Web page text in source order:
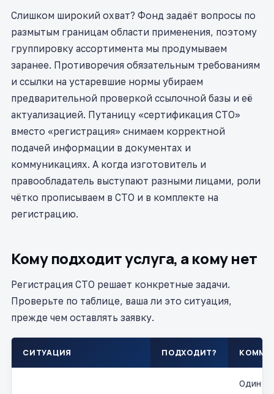
Слишком широкий охват? Фонд задаёт вопросы по
размытым границам области применения, поэтому
группировку ассортимента мы продумываем
заранее. Противоречия обязательным требованиям
и ссылки на устаревшие нормы убираем
предварительной проверкой ссылочной базы и её
актуализацией. Путаницу «сертификация СТО»
вместо «регистрация» снимаем корректной
подачей информации в документах и
коммуникациях. А когда изготовитель и
правообладатель выступают разными лицами, роли
чётко прописываем в СТО и в комплекте на
регистрацию.
Кому подходит услуга, а кому нет
Регистрация СТО решает конкретные задачи.
Проверьте по таблице, ваша ли это ситуация,
прежде чем оставлять заявку.
СИТУАЦИЯ ПОДХОДИТ?
Один